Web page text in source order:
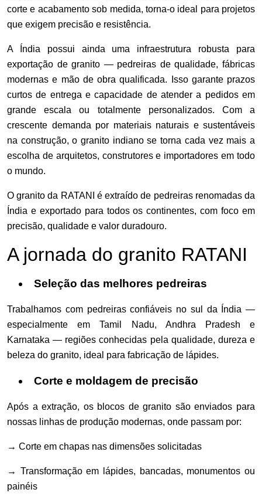
corte e acabamento sob medida, torna-o ideal para projetos
que exigem precisão e resistência.
A Índia possui ainda uma infraestrutura robusta para
exportação de granito — pedreiras de qualidade, fábricas
modernas e mão de obra qualificada. Isso garante prazos
curtos de entrega e capacidade de atender a pedidos em
grande escala ou totalmente personalizados. Com a
crescente demanda por materiais naturais e sustentáveis
na construção, o granito indiano se torna cada vez mais a
escolha de arquitetos, construtores e importadores em todo
o mundo.
O granito da RATANI é extraído de pedreiras renomadas da
Índia e exportado para todos os continentes, com foco em
precisão, qualidade e valor duradouro.
A jornada do granito RATANI
Seleção das melhores pedreiras
Trabalhamos com pedreiras confiáveis no sul da Índia —
especialmente em Tamil Nadu, Andhra Pradesh e
Karnataka — regiões conhecidas pela qualidade, dureza e
beleza do granito, ideal para fabricação de lápides.
Corte e moldagem de precisão
Após a extração, os blocos de granito são enviados para
nossas linhas de produção modernas, onde passam por:
→ Corte em chapas nas dimensões solicitadas
→ Transformação em lápides, bancadas, monumentos ou
painéis